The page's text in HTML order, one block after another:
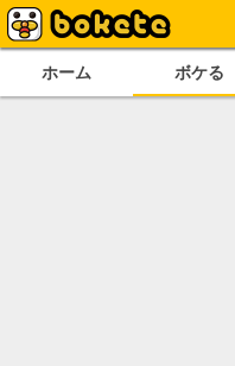
ホーム ボケる